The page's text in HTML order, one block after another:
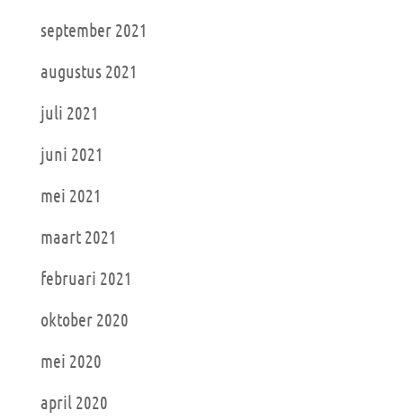
september 2021
augustus 2021
juli 2021
juni 2021
mei 2021
maart 2021
februari 2021
oktober 2020
mei 2020
april 2020